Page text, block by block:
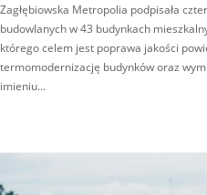
Zagłębiowska Metropolia podpisała
budowlanych w 43 budynkach
którego celem jest poprawa jakości
termomodernizację budynków oraz
imieniu…